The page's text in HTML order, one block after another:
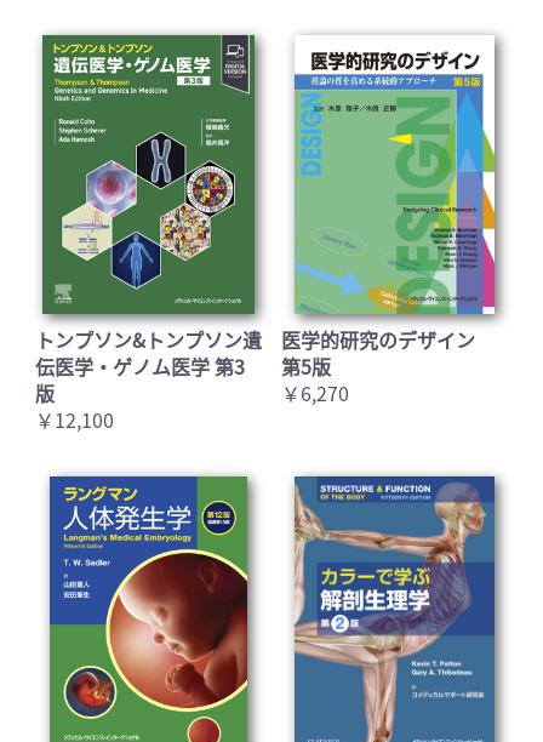
トンプソン&トンプソン遺
伝医学・ゲノム医学 第3
版
￥12,100
医学的研究のデザイン
第5版
￥6,270